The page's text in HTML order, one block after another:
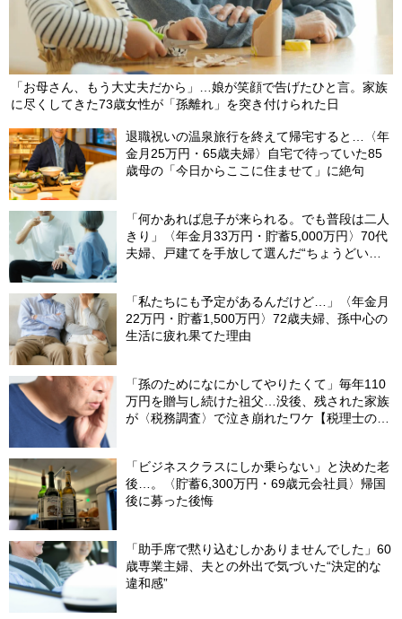
「お母さん、もう大丈夫だから」…娘が笑顔で告げたひと言。家族
に尽くしてきた73歳女性が「孫離れ」を突き付けられた日
退職祝いの温泉旅行を終えて帰宅すると…〈年
金月25万円・65歳夫婦〉自宅で待っていた85
歳母の「今日からここに住ませて」に絶句
「何かあれば息子が来られる。でも普段は二人
きり」〈年金月33万円・貯蓄5,000万円〉70代
夫婦、戸建てを手放して選んだ“ちょうどいい
「私たちにも予定があるんだけど…」〈年金月
22万円・貯蓄1,500万円〉72歳夫婦、孫中心の
生活に疲れ果てた理由
「孫のためになにかしてやりたくて」毎年110
万円を贈与し続けた祖父…没後、残された家族
が〈税務調査〉で泣き崩れたワケ【税理士の助
「ビジネスクラスにしか乗らない」と決めた老
後…。〈貯蓄6,300万円・69歳元会社員〉帰国
後に募った後悔
「助手席で黙り込むしかありませんでした」60
歳専業主婦、夫との外出で気づいた“決定的な
違和感”